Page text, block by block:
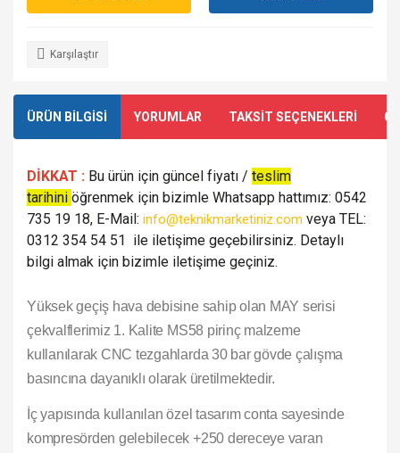
Karşılaştır
ÜRÜN BİLGİSİ YORUMLAR TAKSİT SEÇENEKLERİ
DİKKAT : Bu ürün için güncel fiyatı / teslim
tarihini öğrenmek için bizimle Whatsapp hattımız: 0542
735 19 18, E-Mail: info@teknikmarketiniz.com veya TEL:
0312 354 54 51 ile iletişime geçebilirsiniz. Detaylı
bilgi almak için bizimle iletişime geçiniz.
Yüksek geçiş hava debisine sahip olan MAY serisi
çekvalflerimiz 1. Kalite MS58 pirinç malzeme
kullanılarak CNC tezgahlarda 30 bar gövde çalışma
basıncına dayanıklı olarak üretilmektedir.
İç yapısında kullanılan özel tasarım conta sayesinde
kompresörden gelebilecek +250 dereceye varan